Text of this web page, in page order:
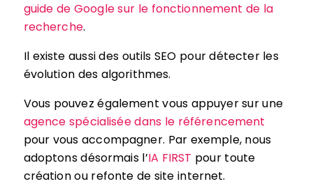
guide de Google sur le fonctionnement de la
recherche.
Il existe aussi des outils SEO pour détecter les
évolution des algorithmes.
Vous pouvez également vous appuyer sur une
agence spécialisée dans le référencement
pour vous accompagner. Par exemple, nous
adoptons désormais l’IA FIRST pour toute
création ou refonte de site internet.